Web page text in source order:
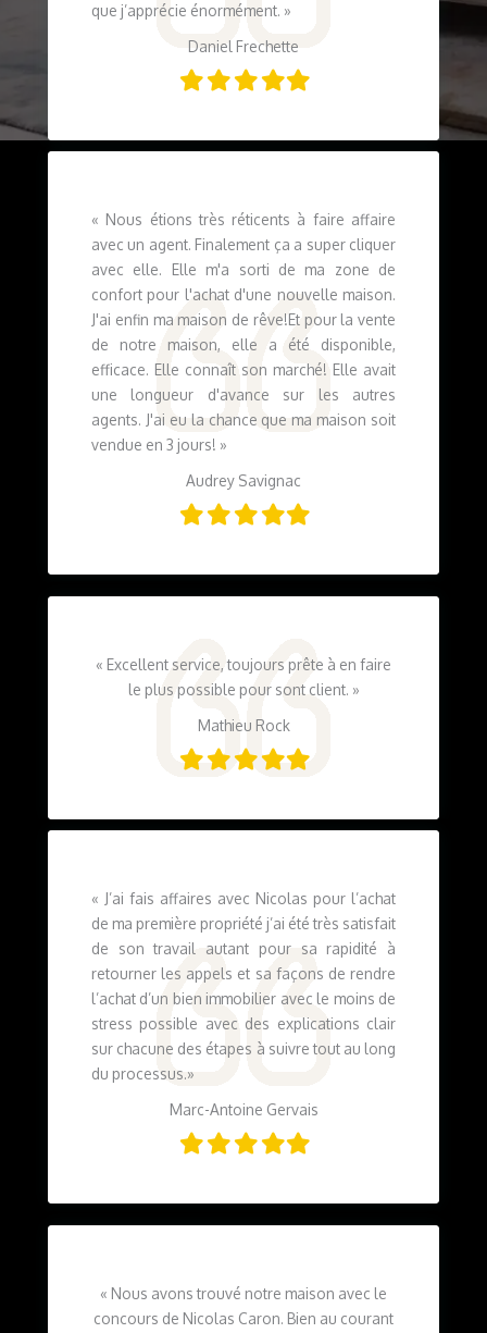
que j’apprécie énormément. »
Daniel Frechette
Filled
star
Filled
star
Filled
star
Filled
star
Filled
star
« Nous étions très réticents à faire affaire
avec un agent. Finalement ça a super cliquer
avec elle. Elle m'a sorti de ma zone de
confort pour l'achat d'une nouvelle maison.
J'ai enfin ma maison de rêve!Et pour la vente
de notre maison, elle a été disponible,
efficace. Elle connaît son marché! Elle avait
une longueur d'avance sur les autres
agents. J'ai eu la chance que ma maison soit
vendue en 3 jours! »
Audrey Savignac
Filled
star
Filled
star
Filled
star
Filled
star
Filled
star
« Excellent service, toujours prête à en faire
le plus possible pour sont client. »
Mathieu Rock
Filled
star
Filled
star
Filled
star
Filled
star
Filled
star
« J’ai fais affaires avec Nicolas pour l’achat
de ma première propriété j’ai été très satisfait
de son travail autant pour sa rapidité à
retourner les appels et sa façons de rendre
l’achat d’un bien immobilier avec le moins de
stress possible avec des explications clair
sur chacune des étapes à suivre tout au long
du processus.»
Marc-Antoine Gervais
Filled
star
Filled
star
Filled
star
Filled
star
Filled
star
« Nous avons trouvé notre maison avec le
concours de Nicolas Caron. Bien au courant